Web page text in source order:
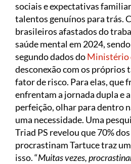
sociais e expectativas
talentos genuínos para trás.
brasileiros afastados do
saúde mental em 2024,
segundo dados doMinistério
desconexão com os próprios
fator de risco. Para elas, que
enfrentam a jornada dupla e
perfeição, olhar para dentro
uma necessidade. Uma
Triad PS revelou que 70%
procrastinam Tartuce traz
isso. “Muitas vezes,